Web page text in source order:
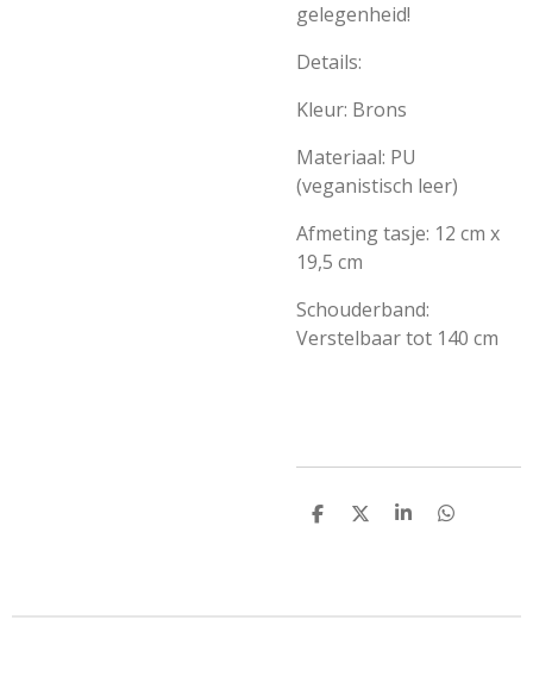
gelegenheid!
Details:
Kleur: Brons
Materiaal: PU
(veganistisch leer)
Afmeting tasje: 12 cm x
19,5 cm
Schouderband:
Verstelbaar tot 140 cm
D
D
S
D